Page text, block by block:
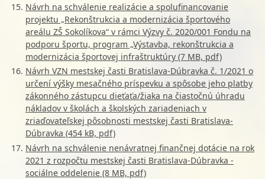
Návrh na schválenie realizácie a spolufinancovanie
projektu „Rekonštrukcia a modernizácia športového
areálu ZŠ Sokolíkova“ v rámci Výzvy č. 2020/001 Fondu na
podporu športu, program „Výstavba, rekonštrukcia a
modernizácia športovej infraštruktúry (7 MB, pdf)
Návrh VZN mestskej časti Bratislava-Dúbravka č. 1/2021 o
určení výšky mesačného príspevku a spôsobe jeho platby
zákonného zástupcu dieťaťa/žiaka na čiastočnú úhradu
nákladov v školách a školských zariadeniach v
zriaďovateľskej pôsobnosti mestskej časti Bratislava-
Dúbravka (454 kB, pdf)
Návrh na schválenie nenávratnej finančnej dotácie na rok
2021 z rozpočtu mestskej časti Bratislava-Dúbravka -
sociálne oddelenie (8 MB, pdf)